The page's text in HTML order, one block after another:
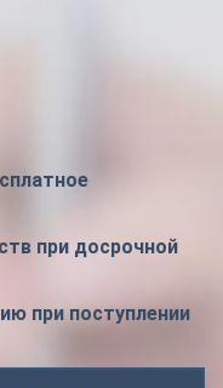
при досрочной
при поступлении